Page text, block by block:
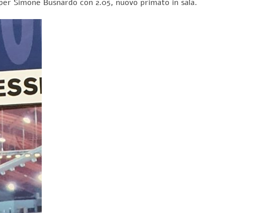
Simone Busnardo con 2.05, nuovo primato in sala.